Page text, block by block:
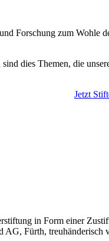
Forschung zum
dies Themen, die
Jetzt
in Form einer
AG, Fürth, treuhänderisch